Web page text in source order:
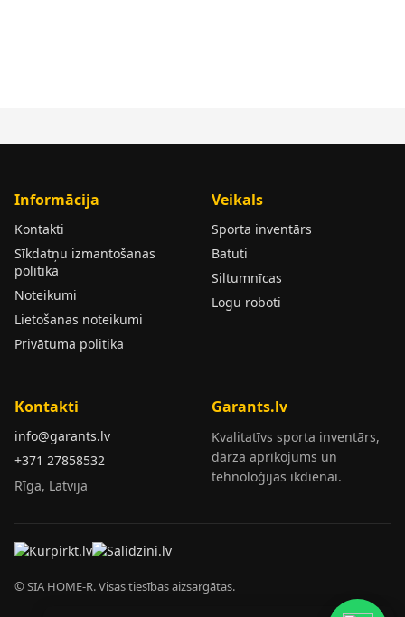
Informācija
Kontakti
Sīkdatņu izmantošanas
politika
Noteikumi
Lietošanas noteikumi
Privātuma politika
Veikals
Sporta inventārs
Batuti
Siltumnīcas
Logu roboti
Kontakti
info@garants.lv
+371 27858532
Rīga, Latvija
Garants.lv
Kvalitatīvs sporta inventārs,
dārza aprīkojums un
tehnoloģijas ikdienai.
© SIA HOME-R. Visas tiesības aizsargātas.